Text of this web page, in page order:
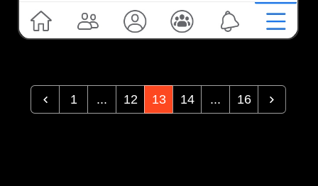
1 ... 12 13 14 ... 16